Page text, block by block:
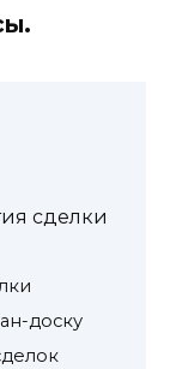
сделки
доску